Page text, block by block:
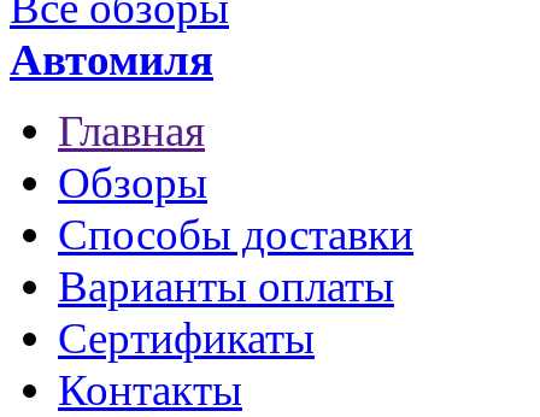
Автомиля
Главная
Обзоры
Способы доставки
Варианты оплаты
Сертификаты
Контакты